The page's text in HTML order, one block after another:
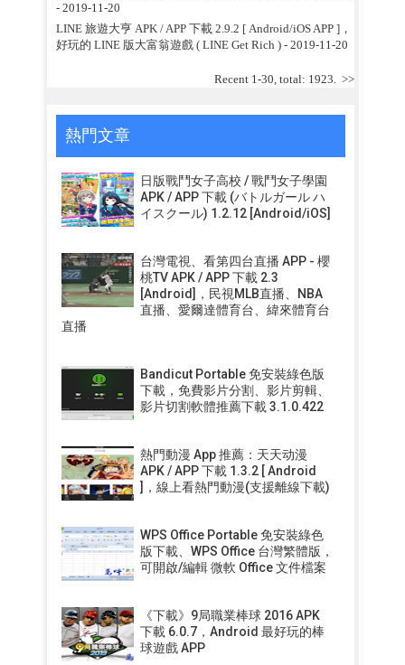
- 2019-11-20
LINE 旅遊大亨 APK / APP 下載 2.9.2 [ Android/iOS APP ]，
好玩的 LINE 版大富翁遊戲 ( LINE Get Rich )- 2019-11-20
Recent 1-30, total: 1923. >>
熱門文章
日版戰鬥女子高校 / 戰鬥女子學園
APK / APP 下載 (バトルガール ハ
イスクール) 1.2.12 [Android/iOS]
台灣電視、看第四台直播 APP - 櫻
桃TV APK / APP 下載 2.3
[Android]，民視MLB直播、NBA
直播、愛爾達體育台、緯來體育台
直播
Bandicut Portable 免安裝綠色版
下載，免費影片分割、影片剪輯、
影片切割軟體推薦下載 3.1.0.422
熱門動漫 App 推薦：天天动漫
APK / APP 下載 1.3.2 [ Android
]，線上看熱門動漫(支援離線下載)
WPS Office Portable 免安裝綠色
版下載、WPS Office 台灣繁體版，
可開啟/編輯 微軟 Office 文件檔案
《下載》9局職業棒球 2016 APK
下載 6.0.7，Android 最好玩的棒
球遊戲 APP